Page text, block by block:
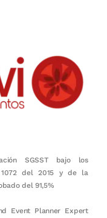
SGSST bajo los
1072 del 2015 y de la
del 91,5%
Event Planner Expert